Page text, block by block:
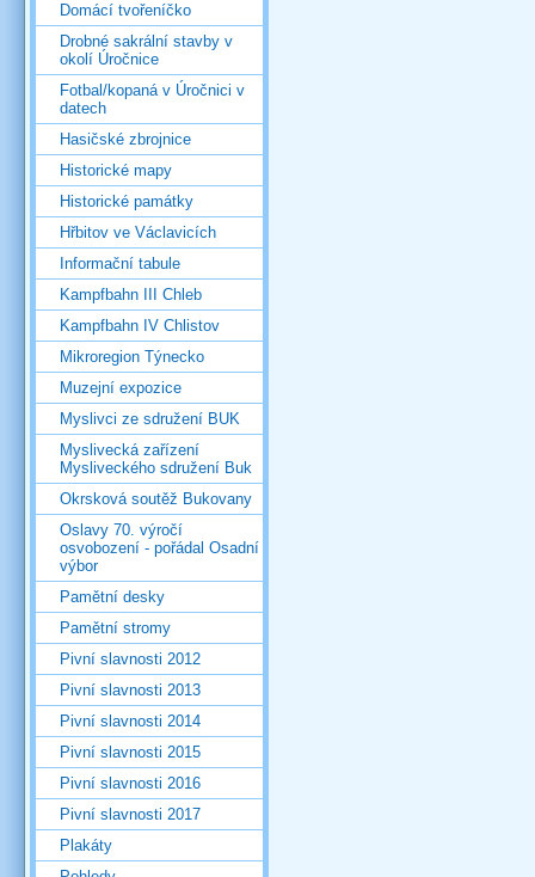
Domácí tvořeníčko
Drobné sakrální stavby v
okolí Úročnice
Fotbal/kopaná v Úročnici v
datech
Hasičské zbrojnice
Historické mapy
Historické památky
Hřbitov ve Václavicích
Informační tabule
Kampfbahn III Chleb
Kampfbahn IV Chlistov
Mikroregion Týnecko
Muzejní expozice
Myslivci ze sdružení BUK
Myslivecká zařízení
Mysliveckého sdružení Buk
Okrsková soutěž Bukovany
Oslavy 70. výročí
osvobození - pořádal Osadní
výbor
Pamětní desky
Pamětní stromy
Pivní slavnosti 2012
Pivní slavnosti 2013
Pivní slavnosti 2014
Pivní slavnosti 2015
Pivní slavnosti 2016
Pivní slavnosti 2017
Plakáty